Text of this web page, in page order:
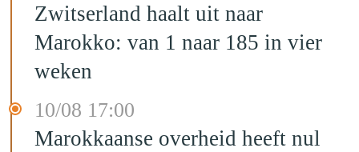
Zwitserland haalt uit naar
Marokko: van 1 naar 185 in vier
weken
10/08 17:00
Marokkaanse overheid heeft nul